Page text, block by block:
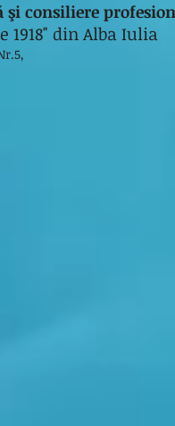
şi consiliere
1918" din Alba Iulia